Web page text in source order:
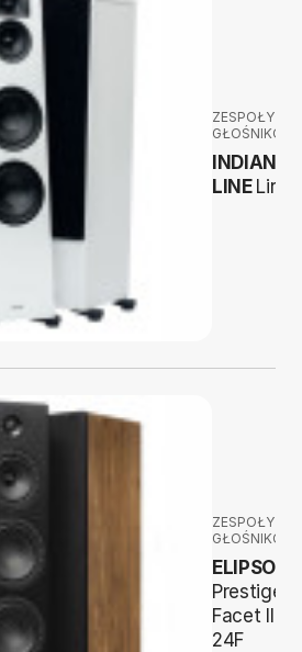
ZESPOŁY
INDIANA
LINE Lira
ZESPOŁY
ELIPSON
Prestige
Facet II
24F